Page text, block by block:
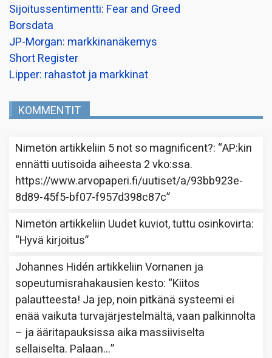
Sijoitussentimentti: Fear and Greed
Borsdata
JP-Morgan: markkinanäkemys
Short Register
Lipper: rahastot ja markkinat
KOMMENTIT
Nimetön artikkeliin 5 not so magnificent?: “AP:kin
ennätti uutisoida aiheesta 2 vko:ssa.
https://www.arvopaperi.fi/uutiset/a/93bb923e-
8d89-45f5-bf07-f957d398c87c”
Nimetön artikkeliin Uudet kuviot, tuttu osinkovirta:
“Hyvä kirjoitus”
Johannes Hidén artikkeliinVornanen ja
sopeutumisrahakausien kesto: “Kiitos
palautteesta! Ja jep, noin pitkänä systeemi ei
enää vaikuta turvajärjestelmältä, vaan palkinnolta
– ja ääritapauksissa aika massiiviselta
sellaiselta. Palaan…”